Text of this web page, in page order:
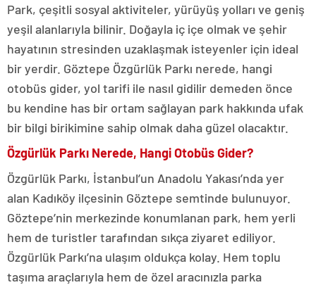
Park, çeşitli sosyal aktiviteler, yürüyüş yolları ve geniş
yeşil alanlarıyla bilinir. Doğayla iç içe olmak ve şehir
hayatının stresinden uzaklaşmak isteyenler için ideal
bir yerdir. Göztepe Özgürlük Parkı nerede, hangi
otobüs gider, yol tarifi ile nasıl gidilir demeden önce
bu kendine has bir ortam sağlayan park hakkında ufak
bir bilgi birikimine sahip olmak daha güzel olacaktır.
Özgürlük Parkı Nerede, Hangi Otobüs Gider?
Özgürlük Parkı, İstanbul’un Anadolu Yakası’nda yer
alan Kadıköy ilçesinin Göztepe semtinde bulunuyor.
Göztepe’nin merkezinde konumlanan park, hem yerli
hem de turistler tarafından sıkça ziyaret ediliyor.
Özgürlük Parkı’na ulaşım oldukça kolay. Hem toplu
taşıma araçlarıyla hem de özel aracınızla parka